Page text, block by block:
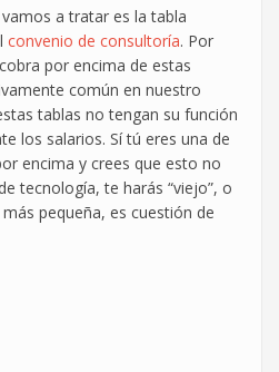
a tratar es la tabla
convenio de consultoría. Por
por encima de estas
común en nuestro
tablas no tengan su función
los salarios. Sí tú eres una de
encima y crees que esto no
tecnología, te harás “viejo”, o
pequeña, es cuestión de